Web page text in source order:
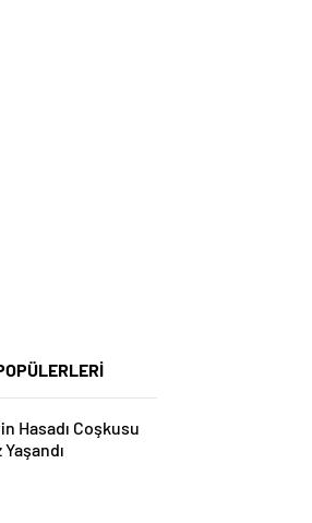
Hasadı Coşkusu